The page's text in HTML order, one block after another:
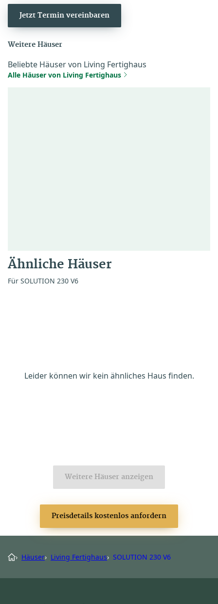
Jetzt Termin vereinbaren
Weitere Häuser
Beliebte Häuser von Living Fertighaus
Alle Häuser von Living Fertighaus
Ähnliche Häuser
Für SOLUTION 230 V6
Leider können wir kein ähnliches Haus finden.
Weitere Häuser anzeigen
Preisdetails kostenlos anfordern
› Häuser› Living Fertighaus› SOLUTION 230 V6